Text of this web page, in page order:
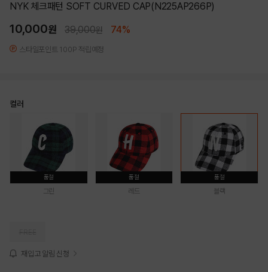
NYK 체크패턴 SOFT CURVED CAP(N225AP266P)
10,000원 39,000원 74%
스타일포인트 100P 적립예정
컬러
품절
그린
품절
레드
품절
블랙
재입고 알림 신청